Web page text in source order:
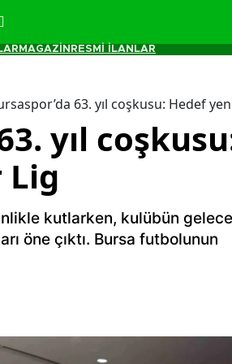
MAGAZİN RESMİ İLANLAR
63. yıl coşkusu: Hedef
yıl
Lig
kutlarken, kulübün
öne çıktı. Bursa futbolunun